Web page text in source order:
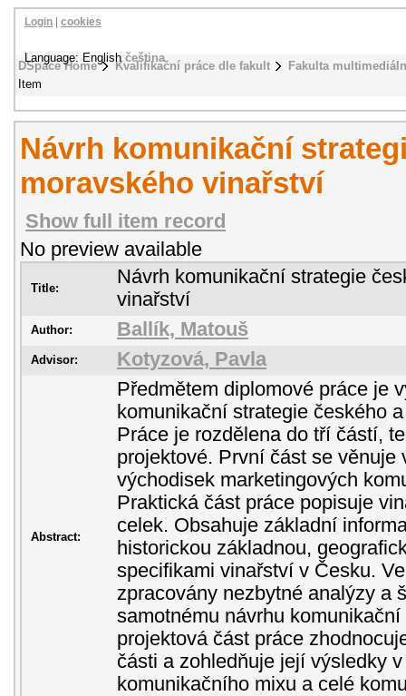
DSpace Home Kvalifikační práce dle fakult
Fakulta
Item
Login cookies
Language: Englishčeština
Návrh komunikační
moravského vinařství
Show full item record
No preview available
Title:
Návrh komunikační strategie
vinařství
Author: Ballík, Matouš
Advisor: Kotyzová, Pavla
Abstract:
Předmětem diplomové práce je
komunikační strategie českého
Práce je rozdělena do tří částí,
projektové. První část se věnuje
východisek marketingových
Praktická část práce popisuje
celek. Obsahuje základní
historickou základnou,
specifikami vinařství v Česku.
zpracovány nezbytné analýzy a
samotnému návrhu
projektová část práce
části a zohledňuje její výsledky
komunikačního mixu a celé